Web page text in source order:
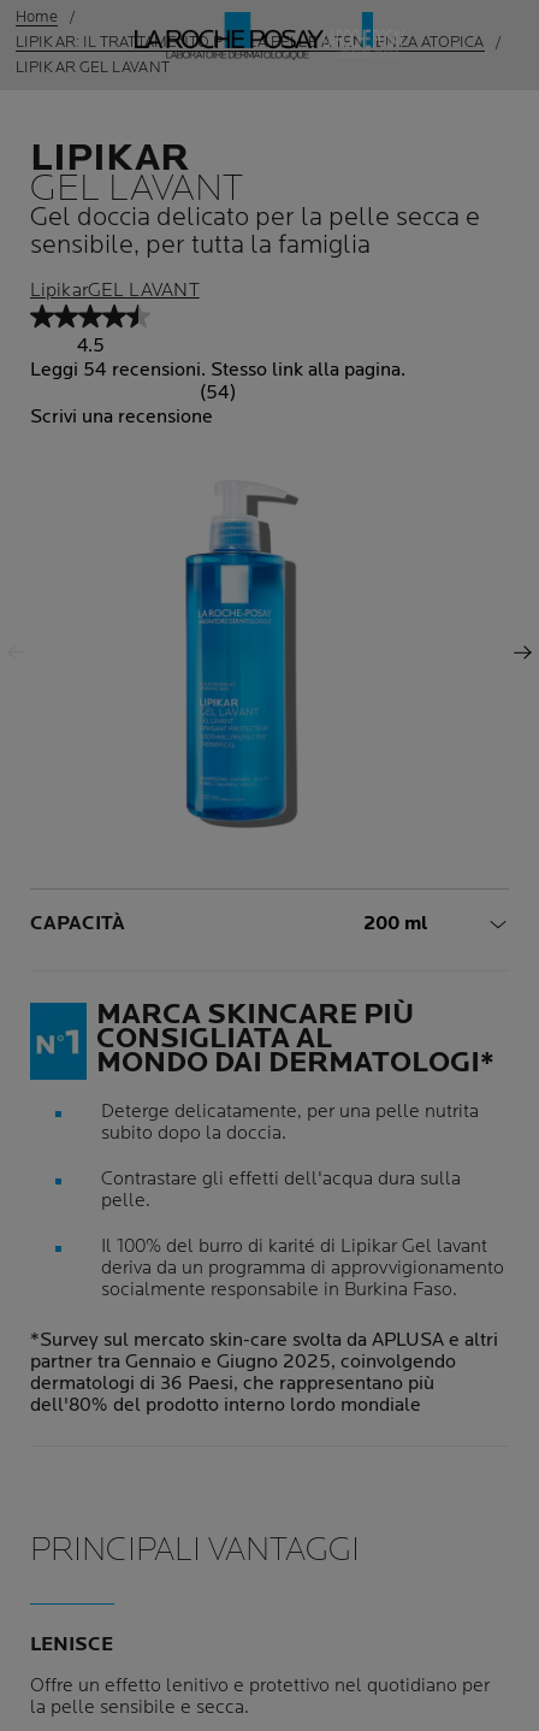
Home
LIPIKAR: IL TRATTAMENTO PER LA PELLE A TENDENZA ATOPICA
LIPIKAR GEL LAVANT
LIPIKAR
GEL LAVANT
Gel doccia delicato per la pelle secca e
sensibile, per tutta la famiglia
LipikarGEL LAVANT
4.5
Leggi 54 recensioni. Stesso link alla pagina.
(54)
Scrivi una recensione
Pannello successivo
CAPACITÀ Volume
200 ml
MARCA SKINCARE PIÙ
CONSIGLIATA AL
MONDO DAI DERMATOLOGI*
Deterge delicatamente, per una pelle nutrita
subito dopo la doccia.
Contrastare gli effetti dell'acqua dura sulla
pelle.
Il 100% del burro di karité di Lipikar Gel lavant
deriva da un programma di approvvigionamento
socialmente responsabile in Burkina Faso.
*Survey sul mercato skin-care svolta da APLUSA e altri
partner tra Gennaio e Giugno 2025, coinvolgendo
dermatologi di 36 Paesi, che rappresentano più
dell'80% del prodotto interno lordo mondiale
PRINCIPALI VANTAGGI
LENISCE
Offre un effetto lenitivo e protettivo nel quotidiano per
la pelle sensibile e secca.